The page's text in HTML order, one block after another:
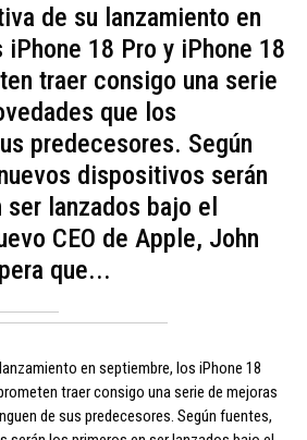
de su lanzamiento en
18 Pro y iPhone 18
traer consigo una serie
que los
predecesores. Según
dispositivos serán
ser lanzados bajo el
CEO de Apple, John
que...
en septiembre, los iPhone 18
traer consigo una serie de mejoras
de sus predecesores. Según fuentes,